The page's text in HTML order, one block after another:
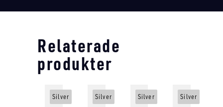
Relaterade
produkter
Silver Silver Silver Silver